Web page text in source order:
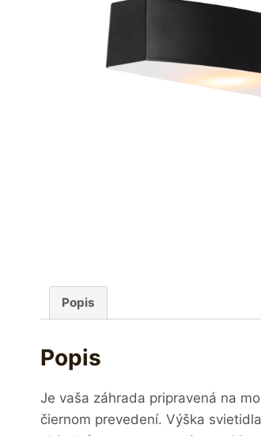
Popis
Popis
Je vaša záhrada pripravená na
čiernom prevedení. Výška